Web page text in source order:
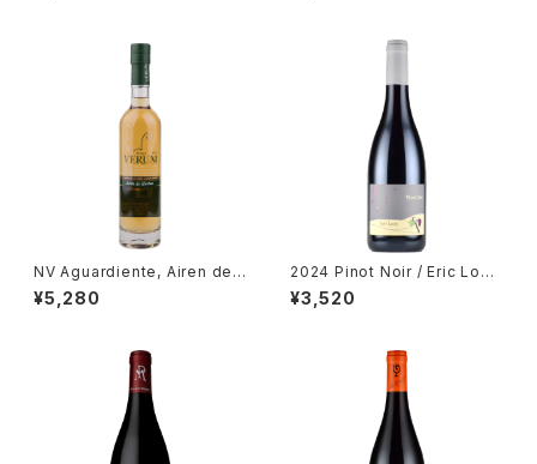
NV Aguardiente, Airen de
Hierbas 350ml / Bodegas
Verum
¥5,280
2024 Pinot Noir / Eric Loui
s
¥3,520